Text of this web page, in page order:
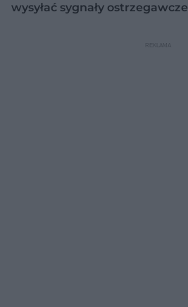
wysyłać sygnały ostrzegawcze